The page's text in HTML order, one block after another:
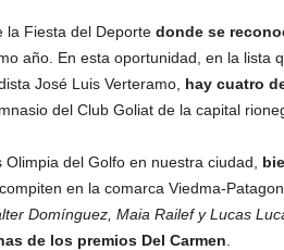
la Fiesta del Deporte donde se
año. En esta oportunidad, en la lista
José Luis Verteramo, hay cuatro
del Club Goliat de la capital
del Golfo en nuestra ciudad,
en la comarca Viedma-
Domínguez, Maia Railef y Lucas
de los premios Del Carmen